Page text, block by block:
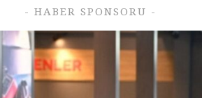
- HABER SPONSORU -